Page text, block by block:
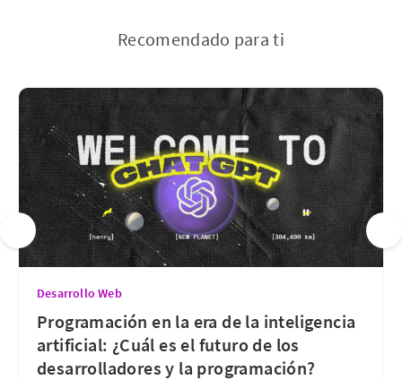
Recomendado para ti
Desarrollo Web
Programación en la era de la inteligencia
artificial: ¿Cuál es el futuro de los
desarrolladores y la programación?